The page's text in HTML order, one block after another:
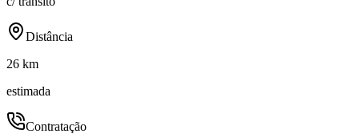
Distância
26 km
estimada
Contratação